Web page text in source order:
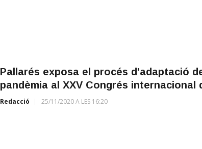
Pallarés exposa el procés d'adaptació
pandèmia al XXV Congrés internacional
Redacció 25/11/2020 A LES 16:20